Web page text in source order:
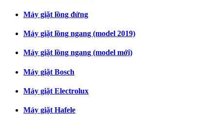
Máy giặt lồng đứng
Máy giặt lồng ngang (model 2019)
Máy giặt lồng ngang (model mới)
Máy giặt Bosch
Máy giặt Electrolux
Máy giặt Hafele